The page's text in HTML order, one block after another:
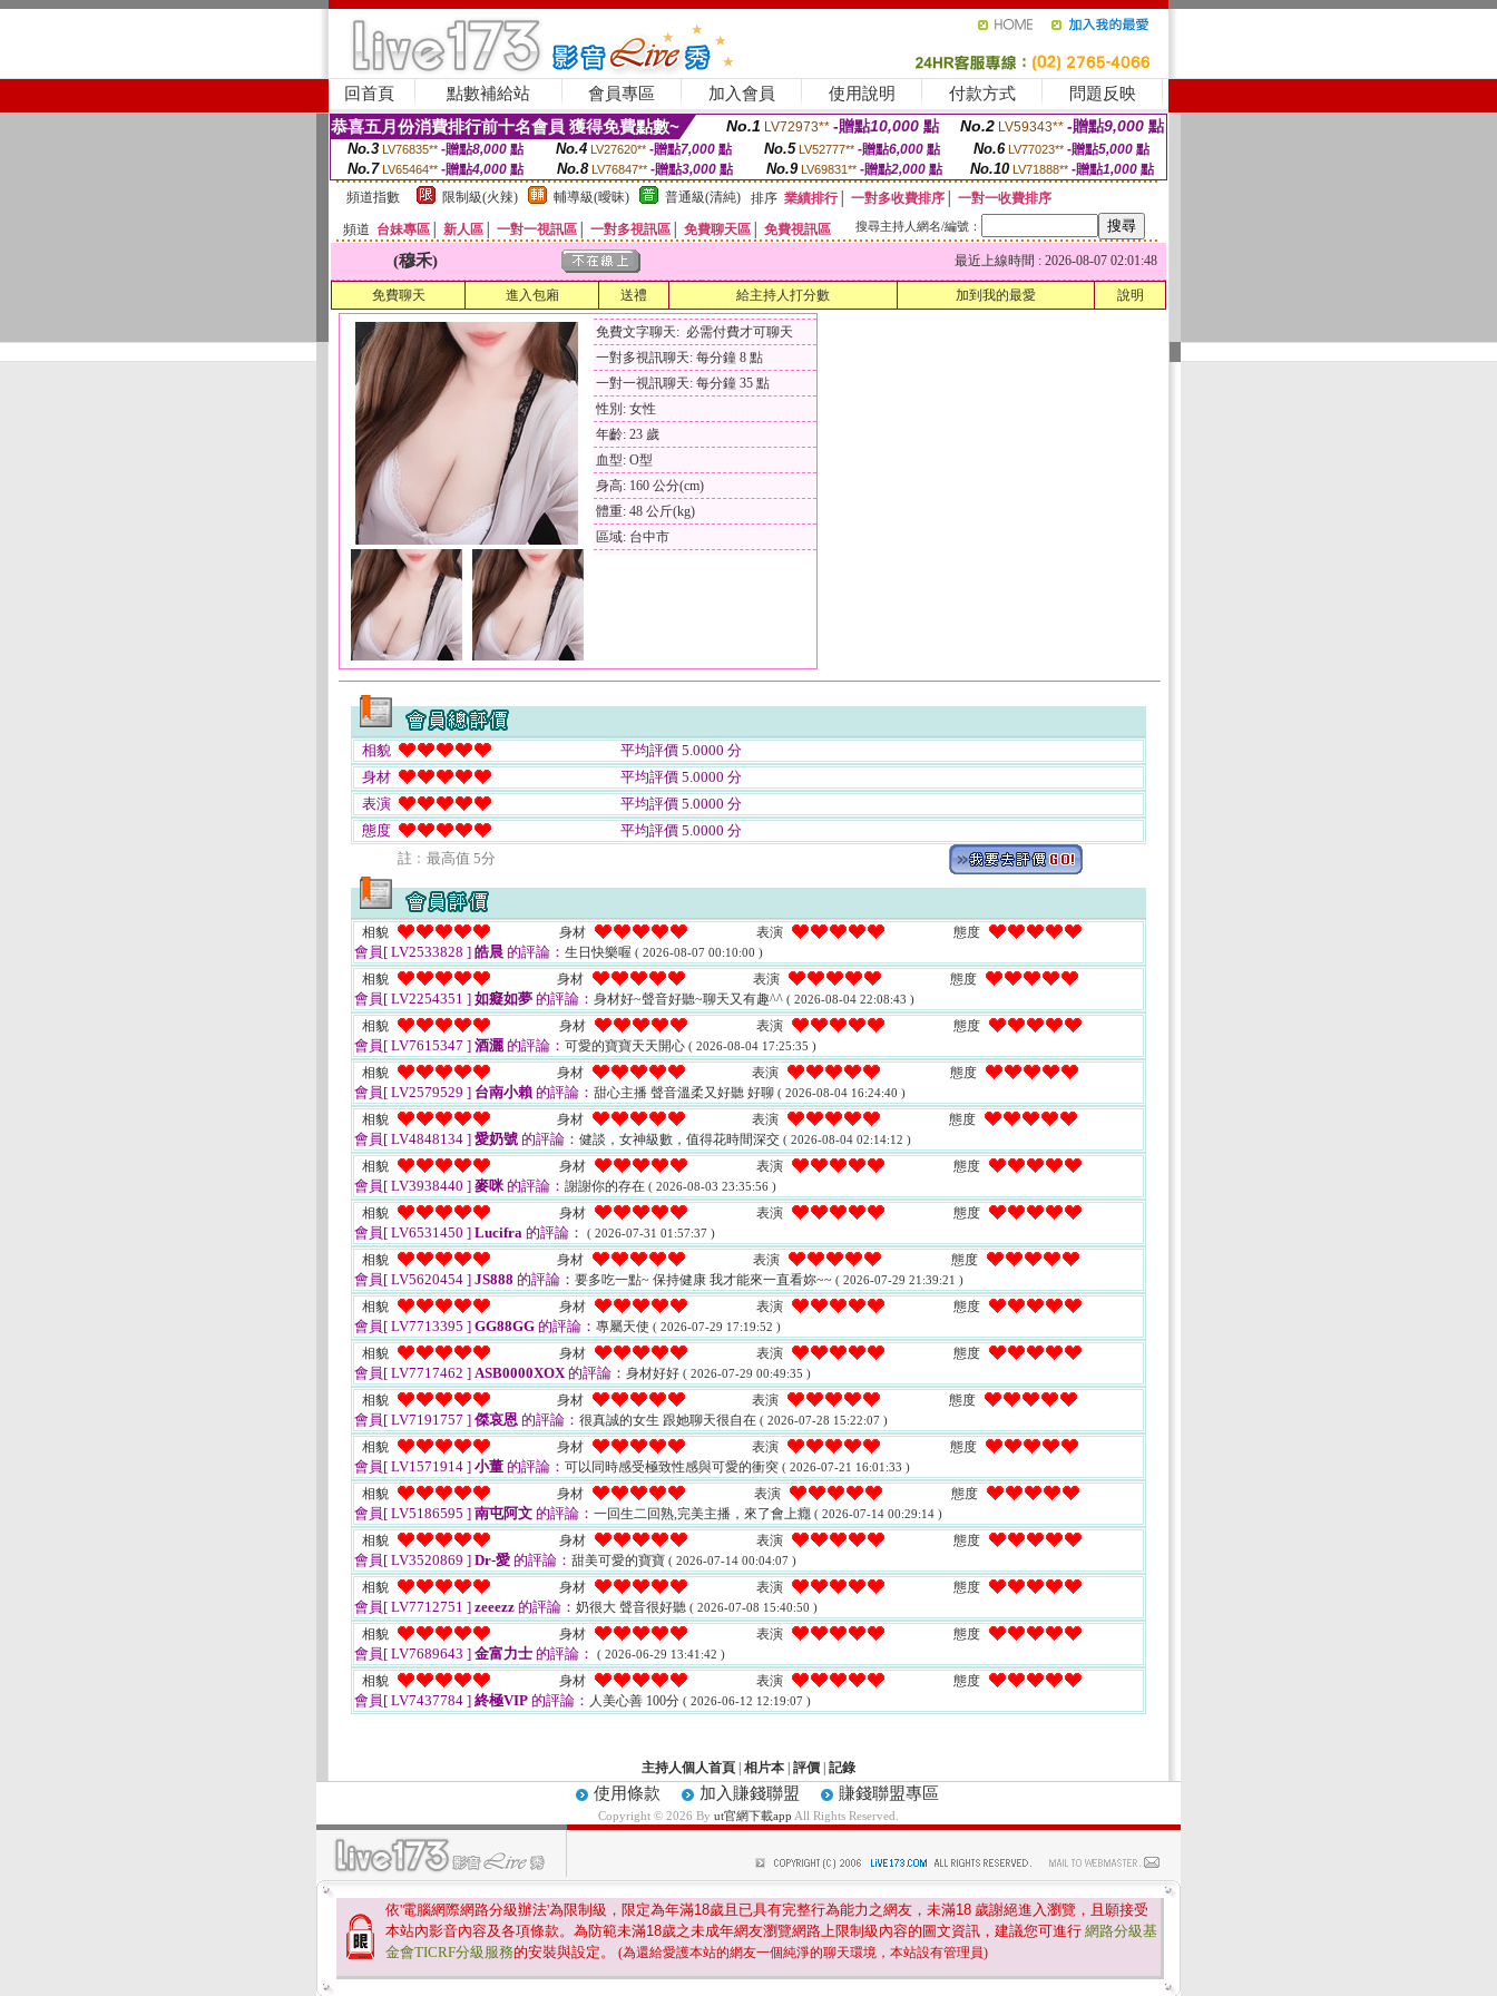
回首頁 點數補給站 會員專區 加入會員 使用說明 付款方式 問題反映
恭喜五月份消費排行前十名會員 獲得免費點數~ No.1 LV72973** -贈點10,000 點 No.2 LV59343** -贈點9,000 點
No.3 LV76835** -贈點8,000點 No.4 LV27620** -贈點7,000點 No.5 LV52777** -贈點6,000點 No.6 LV77023** -贈點5,000點
No.7 LV65464** -贈點4,000 點 No.8 LV76847** -贈點3,000 點 No.9 LV69831** -贈點2,000點 No.10 LV71888** -贈點1,000 點
頻道指數
限制級(火辣) 輔導級(曖昧) 普通級(清純) 排序 業績排行│ 一對多收費排序
一對一收費排序
頻道 台妹專區 新人區 一對一視訊區 一對多視訊區 免費聊天區 免費視訊區 搜尋主持人網名/編號：
(穆禾) 最近上線時間 : 2026-08-07 02:01:48
免費聊天 進入包廂 送禮 給主持人打分數 加到我的最愛 說明
免費文字聊天: 必需付費才可聊天
一對多視訊聊天: 每分鐘 8 點
一對一視訊聊天: 每分鐘 35 點
性別: 女性
年齡: 23 歲
血型: O型
身高: 160 公分(cm)
體重: 48 公斤(kg)
區域: 台中市
相貌
平均評價 5.0000 分
身材
平均評價 5.0000 分
表演
平均評價 5.0000 分
態度
平均評價 5.0000 分
註﹕最高值 5分
相貌 身材 表演 態度
會員[ LV2533828 ] 皓晨 的評論： 生日快樂喔 ( 2026-08-07 00:10:00 )
相貌 身材 表演 態度
會員[ LV2254351 ] 如癡如夢 的評論： 身材好~聲音好聽~聊天又有趣^^ ( 2026-08-04 22:08:43 )
相貌 身材 表演 態度
會員[ LV7615347 ] 酒灑的評論： 可愛的寶寶天天開心 ( 2026-08-04 17:25:35 )
相貌 身材 表演 態度
會員[ LV2579529 ] 台南小賴 的評論： 甜心主播 聲音溫柔又好聽 好聊 ( 2026-08-04 16:24:40 )
相貌 身材 表演 態度
會員[ LV4848134 ] 愛奶號 的評論： 健談，女神級數，值得花時間深交 ( 2026-08-04 02:14:12 )
相貌 身材 表演 態度
會員[ LV3938440 ] 麥咪的評論： 謝謝你的存在 ( 2026-08-03 23:35:56 )
相貌 身材 表演 態度
會員[ LV6531450 ] Lucifra 的評論： ( 2026-07-31 01:57:37 )
相貌 身材 表演 態度
會員[ LV5620454 ] JS888 的評論： 要多吃一點~ 保持健康 我才能來一直看妳~~ ( 2026-07-29 21:39:21 )
相貌 身材 表演 態度
會員[ LV7713395 ] GG88GG 的評論： 專屬天使 ( 2026-07-29 17:19:52 )
相貌 身材 表演 態度
會員[ LV7717462 ] ASB0000XOX的評論： 身材好好 ( 2026-07-29 00:49:35 )
相貌 身材 表演 態度
會員[ LV7191757 ] 傑哀恩 的評論： 很真誠的女生 跟她聊天很自在 ( 2026-07-28 15:22:07 )
相貌 身材 表演 態度
會員[ LV1571914 ] 小董 的評論： 可以同時感受極致性感與可愛的衝突 ( 2026-07-21 16:01:33 )
相貌 身材 表演 態度
會員[ LV5186595 ] 南屯阿文 的評論： 一回生二回熟,完美主播，來了會上癮 ( 2026-07-14 00:29:14 )
相貌 身材 表演 態度
會員[ LV3520869 ] Dr-愛 的評論： 甜美可愛的寶寶 ( 2026-07-14 00:04:07 )
相貌 身材 表演 態度
會員[ LV7712751 ] zeeezz 的評論： 奶很大 聲音很好聽 ( 2026-07-08 15:40:50 )
相貌 身材 表演 態度
會員[ LV7689643 ] 金富力士 的評論： ( 2026-06-29 13:41:42 )
相貌 身材 表演 態度
會員[ LV7437784 ] 終極VIP 的評論： 人美心善 100分 ( 2026-06-12 12:19:07 )
主持人個人首頁 相片本 評價 記錄
使用條款 加入賺錢聯盟 賺錢聯盟專區
Copyright © 2026 By ut官網下載app All Rights Reserved.
依'電腦網際網路分級辦法'為限制級，限定為年滿18歲且已具有完整行為能力之網友，未滿18 歲謝絕進入瀏覽，且願接受
本站內影音內容及各項條款。為防範未滿18歲之未成年網友瀏覽網路上限制級內容的圖文資訊，建議您可進行 網路分級基
金會TICRF分級服務的安裝與設定。 (為還給愛護本站的網友一個純淨的聊天環境，本站設有管理員)